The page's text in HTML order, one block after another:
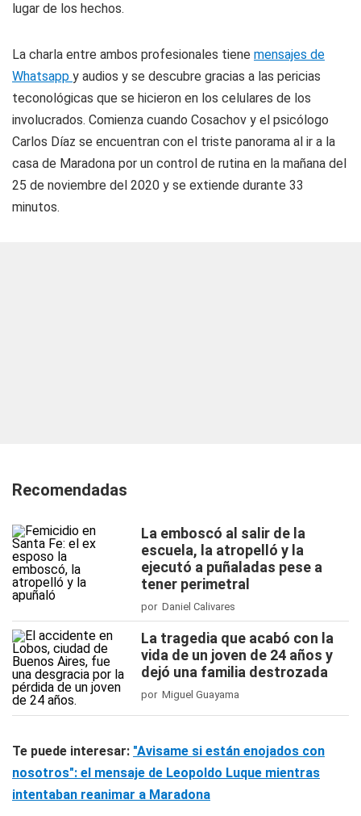
lugar de los hechos.
La charla entre ambos profesionales tiene mensajes de
Whatsapp y audios y se descubre gracias a las pericias
teconológicas que se hicieron en los celulares de los
involucrados. Comienza cuando Cosachov y el psicólogo
Carlos Díaz se encuentran con el triste panorama al ir a la
casa de Maradona por un control de rutina en la mañana del
25 de noviembre del 2020 y se extiende durante 33
minutos.
Recomendadas
La emboscó al salir de la
escuela, la atropelló y la
ejecutó a puñaladas pese a
tener perimetral
por Daniel Calivares
La tragedia que acabó con la
vida de un joven de 24 años y
dejó una familia destrozada
por Miguel Guayama
Te puede interesar: "Avisame si están enojados con
nosotros": el mensaje de Leopoldo Luque mientras
intentaban reanimar a Maradona